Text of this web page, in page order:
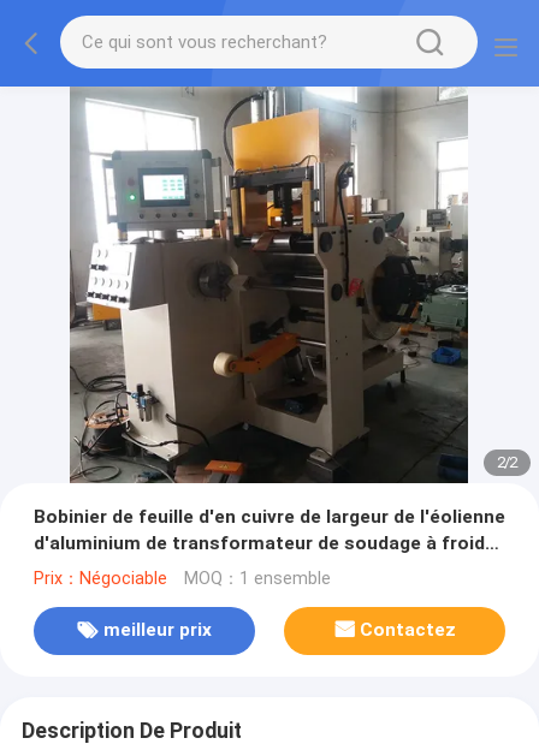
2/2
Bobinier de feuille d'en cuivre de largeur de l'éolienne
d'aluminium de transformateur de soudage à froid
200mm
Prix：Négociable MOQ：1 ensemble
meilleur prix Contactez
Description De Produit